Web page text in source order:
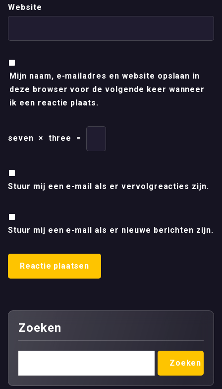
Website
Mijn naam, e-mailadres en website opslaan in
deze browser voor de volgende keer wanneer
ik een reactie plaats.
seven × three =
Stuur mij een e-mail als er vervolgreacties zijn.
Stuur mij een e-mail als er nieuwe berichten zijn.
Zoeken
Zoeken